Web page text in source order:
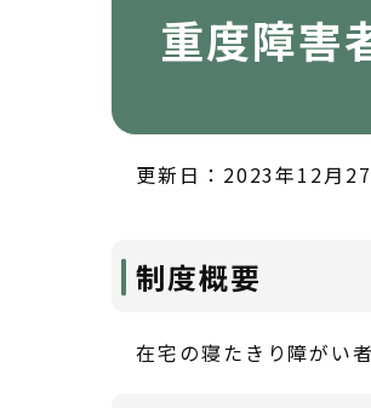
重度障害
更新日：2023年12月
制度概要
在宅の寝たきり障がい